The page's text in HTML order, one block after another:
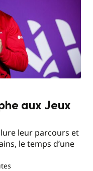
aux Jeux
leur parcours et
le temps d’une